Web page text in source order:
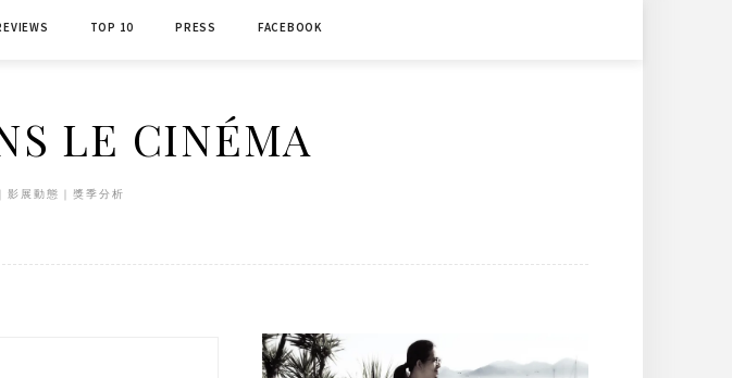
TOP 10 PRESS FACEBOOK
LE CINÉMA
影展動態｜獎季分析